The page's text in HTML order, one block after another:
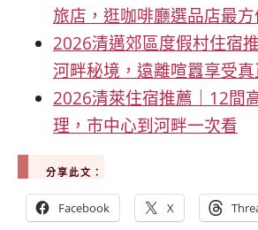
旅店，逛咖啡廳選品店最方
2026清邁郊區度假村住宿
河畔秘境，遠離喧囂享受
2026清萊住宿推薦｜12間
理，市中心到河畔一次看
分享此文：
Facebook X